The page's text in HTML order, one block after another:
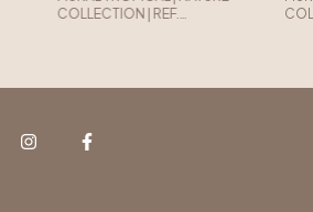
COLLECTION | REF.